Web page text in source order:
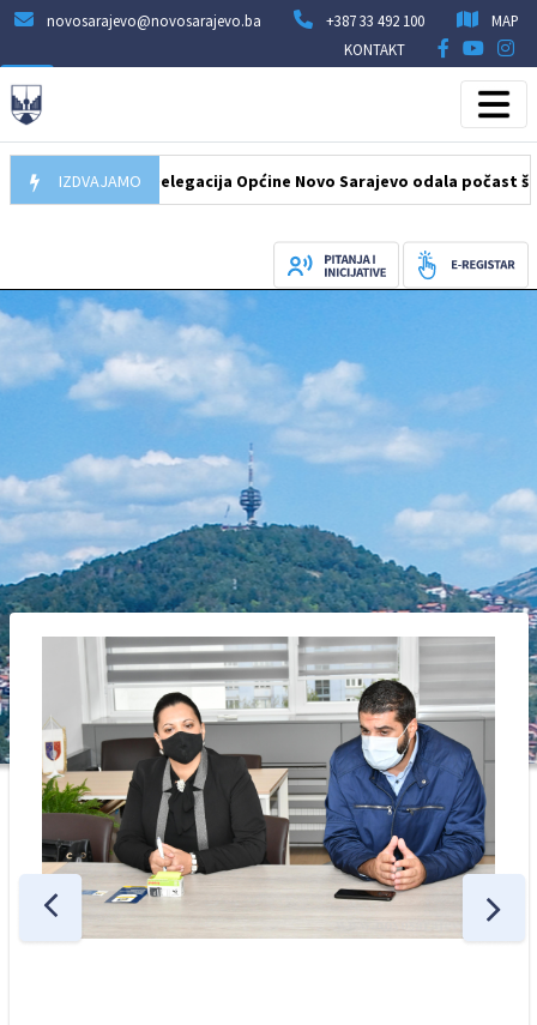
novosarajevo@novosarajevo.ba +387 33 492 100
MAP
KONTAKT
IZDVAJAMO
07.08.2026 Delegacija Općine Novo Sarajevo odala počast